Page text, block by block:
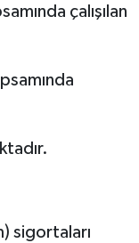
çalışılan
sigortaları